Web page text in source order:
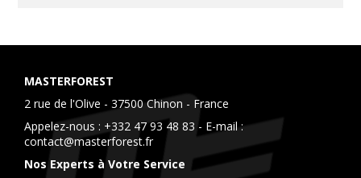
MASTERFOREST
2 rue de l'Olive - 37500 Chinon - France
Appelez-nous : +332 47 93 48 83 - E-mail :
contact@masterforest.fr
Nos Experts à Votre Service